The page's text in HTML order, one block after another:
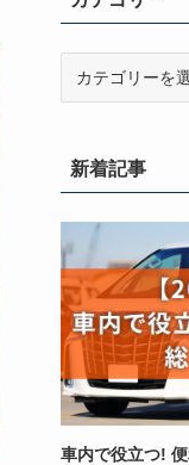
ー新着記事
車内で役立つ!